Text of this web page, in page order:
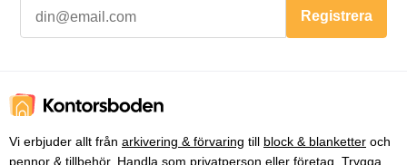
Registrera
Vi erbjuder allt från arkivering & förvaring till block & blanketter och
pennor & tillbehör. Handla som privatperson eller företag. Trygga